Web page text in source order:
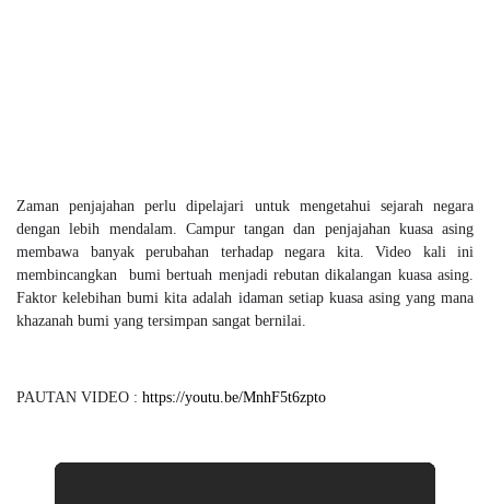
Zaman penjajahan perlu dipelajari untuk mengetahui sejarah negara
dengan lebih mendalam. Campur tangan dan penjajahan kuasa asing
membawa banyak perubahan terhadap negara kita. Video kali ini
membincangkan bumi bertuah menjadi rebutan dikalangan kuasa asing.
Faktor kelebihan bumi kita adalah idaman setiap kuasa asing yang mana
khazanah bumi yang tersimpan sangat bernilai.
PAUTAN VIDEO : https://youtu.be/MnhF5t6zpto